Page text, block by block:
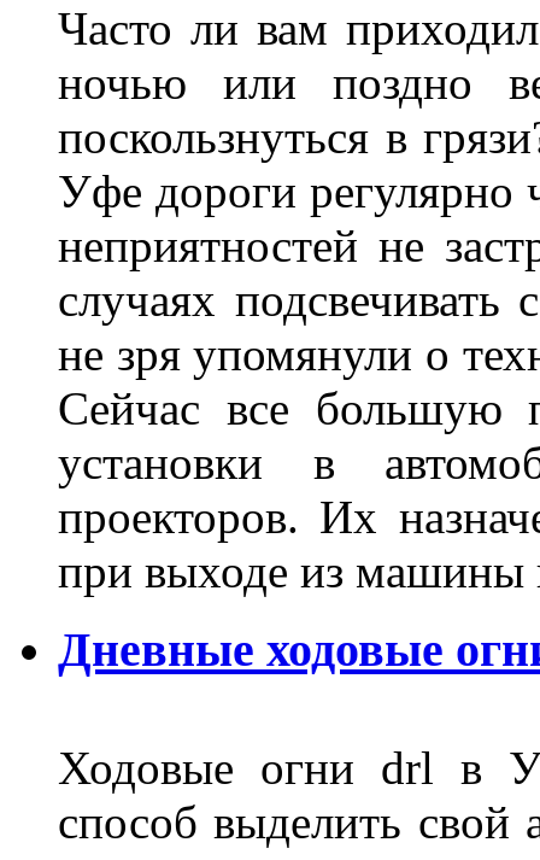
Часто ли вам
ночью или поздно
поскользнуться в
Уфе дороги регулярно
неприятностей не
случаях
не зря упомянули о
Сейчас все большую
установки в
проекторов. Их
при выходе из
Дневные ходовые
Ходовые огни drl в
способ выделить свой